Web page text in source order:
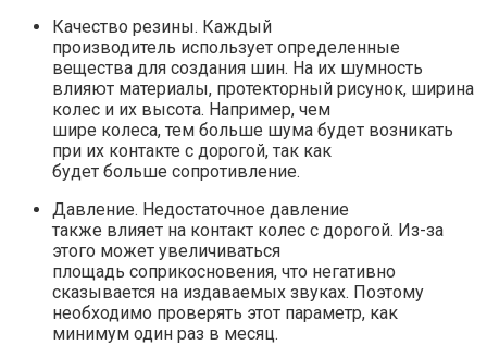
Качество резины. Каждый
производитель использует определенные
вещества для создания шин. На их шумность
влияют материалы, протекторный рисунок, ширина
колес и их высота. Например, чем
шире колеса, тем больше шума будет возникать
при их контакте с дорогой, так как
будет больше сопротивление.
Давление. Недостаточное давление
также влияет на контакт колес с дорогой. Из-за
этого может увеличиваться
площадь соприкосновения, что негативно
сказывается на издаваемых звуках. Поэтому
необходимо проверять этот параметр, как
минимум один раз в месяц.